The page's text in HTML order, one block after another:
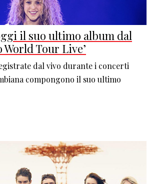
il suo ultimo album dal
World Tour Live’
dal vivo durante i concerti
compongono il suo ultimo